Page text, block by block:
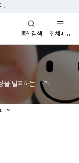
.
통합검색
열기
전체메뉴
열기
을 발휘하는 나라!